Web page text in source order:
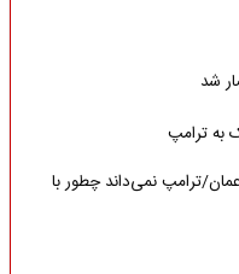
شد
به ترامپ
ترامپ نمی‌داند چطور با